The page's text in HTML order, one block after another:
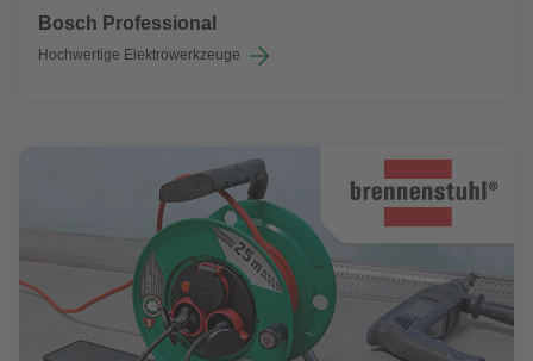
Bosch Professional
Hochwertige Elektrowerkzeuge